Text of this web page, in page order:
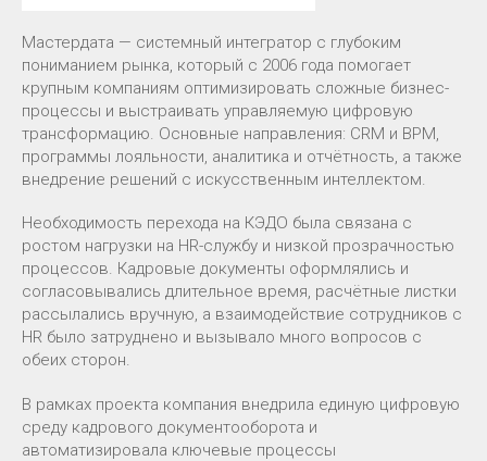
Мастердата — системный интегратор с глубоким
пониманием рынка, который с 2006 года помогает
крупным компаниям оптимизировать сложные бизнес-
процессы и выстраивать управляемую цифровую
трансформацию. Основные направления: CRM и BPM,
программы лояльности, аналитика и отчётность, а также
внедрение решений с искусственным интеллектом.
Необходимость перехода на КЭДО была связана с
ростом нагрузки на HR-службу и низкой прозрачностью
процессов. Кадровые документы оформлялись и
согласовывались длительное время, расчётные листки
рассылались вручную, а взаимодействие сотрудников с
HR было затруднено и вызывало много вопросов с
обеих сторон.
В рамках проекта компания внедрила единую цифровую
среду кадрового документооборота и
автоматизировала ключевые процессы